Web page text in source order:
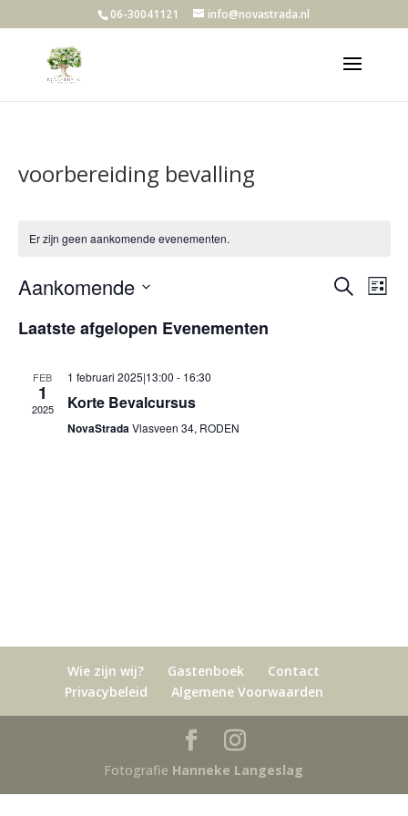
06-30041121 info@novastrada.nl
voorbereiding bevalling
Er zijn geen aankomende evenementen.
Zoeken
Lijst
Aankomende
een
Laatste afgelopen Evenementen
FEB
1
2025
1 februari 2025|13:00 - 16:30
Korte Bevalcursus
NovaStradaVlasveen 34, RODEN
Wie zijn wij? Gastenboek
Contact
Privacybeleid
Algemene Voorwaarden
Fotografie Hanneke Langeslag